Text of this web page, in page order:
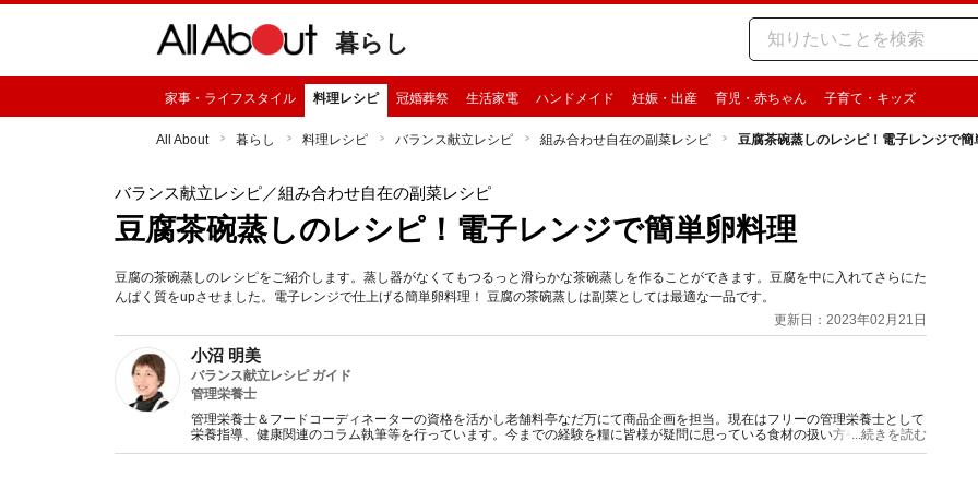
暮らし
家事・ライフスタイル 料理レシピ 冠婚葬祭 生活家電 ハンドメイド 妊娠・出産 育児・赤ちゃん 子育て・キッズ
All About 暮らし 料理レシピ バランス献立レシピ 組み合わせ自在の副菜レシピ 豆腐茶碗蒸しのレシピ！電子レンジで簡
バランス献立レシピ／組み合わせ自在の副菜レシピ
豆腐茶碗蒸しのレシピ！電子レンジで簡単卵料理
豆腐の茶碗蒸しのレシピをご紹介します。蒸し器がなくてもつるっと滑らかな茶碗蒸しを作ることができます。豆腐を中に入れてさらにた
んぱく質をupさせました。電子レンジで仕上げる簡単卵料理！ 豆腐の茶碗蒸しは副菜としては最適な一品です。
更新日：2023年02月21日
小沼 明美
バランス献立レシピ ガイド
管理栄養士
管理栄養士＆フードコーディネーターの資格を活かし老舗料亭なだ万にて商品企画を担当。現在はフリーの管理栄養士として
栄養指導、健康関連のコラム執筆等を行っています。今までの経験を糧に皆様が疑問に思っている食材の扱い方や調理のコ
ツ、またどなたにでも簡単に作ることができる美味しいレシピをご紹介します。
...続きを読む